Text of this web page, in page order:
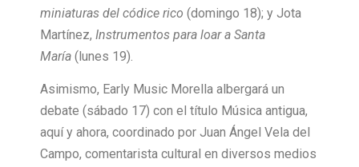
miniaturas del códice rico (domingo 18); y Jota
Martínez, Instrumentos para loar a Santa
María (lunes 19).
Asimismo, Early Music Morella albergará un
debate (sábado 17) con el título Música antigua,
aquí y ahora, coordinado por Juan Ángel Vela del
Campo, comentarista cultural en diversos medios